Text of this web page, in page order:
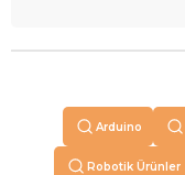
Arduino
Robotik Ürünler